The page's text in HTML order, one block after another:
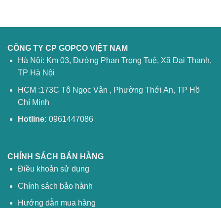
CÔNG TY CP GOPCO VIỆT NAM
Hà Nội: Km 03, Đường Phan Trọng Tuệ, Xã Đại Thanh,
TP Hà Nội
HCM :173C Tô Ngọc Vân , Phường Thới An, TP Hồ
Chí Minh
Hotline: 0961447086
CHÍNH SÁCH BÁN HÀNG
Điều khoản sử dụng
Chính sách bảo hành
Hướng dẫn mua hàng